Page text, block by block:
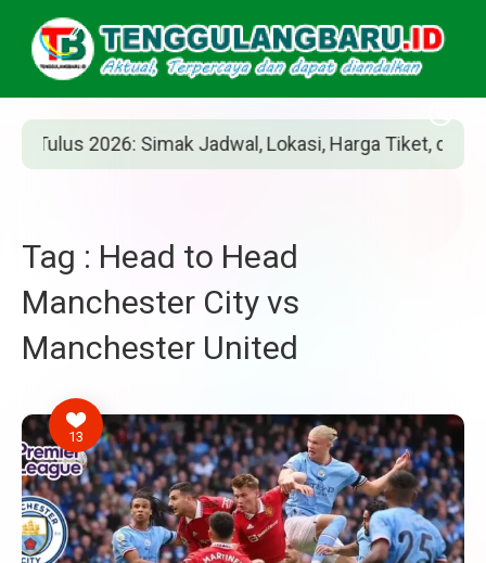
2026: Simak Jadwal, Lokasi, Harga Tiket, dan Cara
Tag : Head to Head
Manchester City vs
Manchester United
13